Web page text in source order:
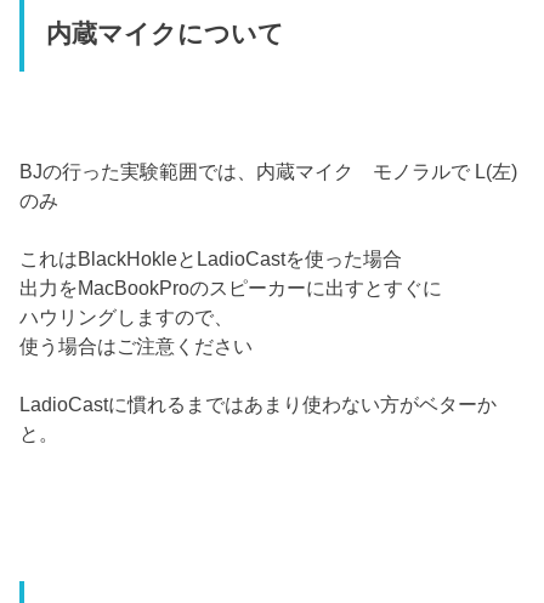
内蔵マイクについて
BJの行った実験範囲では、内蔵マイク モノラルで L(左)
のみ
これはBlackHokleとLadioCastを使った場合
出力をMacBookProのスピーカーに出すとすぐに
ハウリングしますので、
使う場合はご注意ください
LadioCastに慣れるまではあまり使わない方がベターか
と。